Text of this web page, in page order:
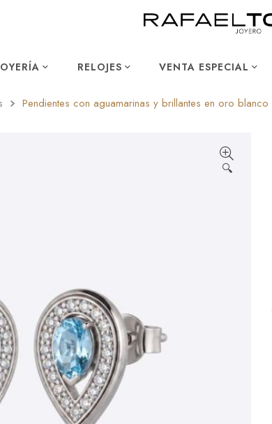
RELOJES VENTA ESPECIAL
Pendientes con aguamarinas y brillantes en oro blanco
🔍